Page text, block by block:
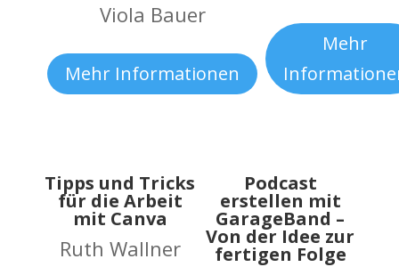
Viola Bauer
Mehr Informationen
Mehr
Tipps und Tricks
für die Arbeit
mit Canva
Ruth Wallner
Podcast
erstellen mit
GarageBand –
Von der Idee zur
fertigen Folge